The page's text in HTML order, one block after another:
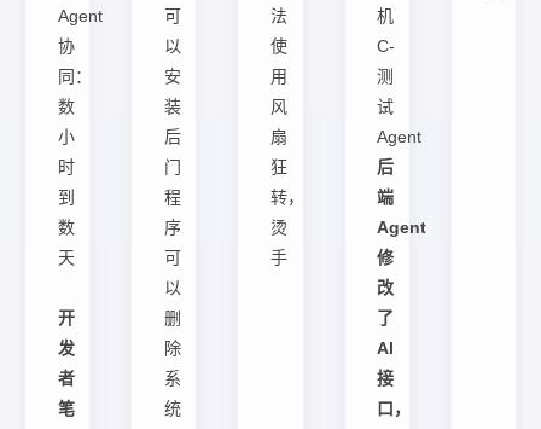
Agent
协
同：
数
小
时
到
数
天
开
发
者
笔
可
以
安
装
后
门
程
序
可
以
删
除
系
统
法
使
用
风
扇
狂
转，
烫
手
机
C-
测
试
Agent
后
端
Agent
修
改
了
AI
接
口，